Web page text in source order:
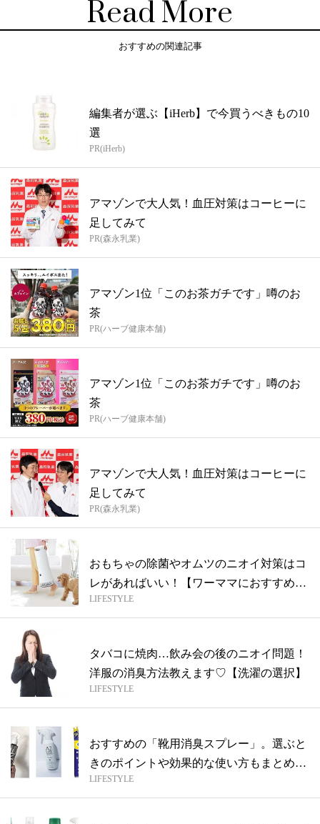
Read More
おすすめの関連記事
編集者が選ぶ【iHerb】で今買うべきもの10
選
PR(iHerb)
アマゾンで大人気！血圧対策はコーヒーに
足してみて
PR(森永乳業)
アマゾン1位「このお茶ガチです」噂のお
茶
PR(ハーブ健康本舗)
アマゾン1位「このお茶ガチです」噂のお
茶
PR(ハーブ健康本舗)
アマゾンで大人気！血圧対策はコーヒーに
足してみて
PR(森永乳業)
おもちゃの除菌やオムツのニオイ対策はコ
レがあればいい！【ワーママにおすすめの
便利...
LIFESTYLE
タバコに焼肉…飲み会の後のニオイ問題！
洋服の消臭方法教えます♡【洗濯の選択】
LIFESTYLE
おすすめの「靴用消臭スプレー」。選ぶと
きのポイントや効果的な使い方もまとめて
解説
LIFESTYLE